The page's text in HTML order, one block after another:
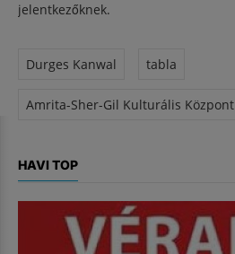
jelentkezőknek.
Durges Kanwal tabla
Amrita-Sher-Gil Kulturális Központ
HAVI TOP